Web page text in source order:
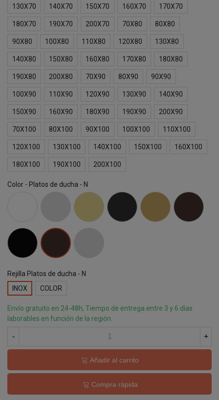
130X70 140X70 150X70 160X70 170X70
180X70 190X70 200X70 70X80 80X80
90X80 100X80 110X80 120X80 130X80
140X80 150X80 160X80 170X80 180X80
190X80 200X80 70X90 80X90 90X90
100X90 110X90 120X90 130X90 140X90
150X90 160X90 180X90 190X90 200X90
70X100 80X100 90X100 100X100 110X100
120X100 130X100 140X100 150X100 160X100
180X100 190X100 200X100
Color - Platos de ducha - N
CREMA ANTRACITAARENA CHOCOLATE
NEGRO MOKA
Rejilla Platos de ducha - N
INOX
COLOR
Envío gratuito en 24-48h, Tiempo de entrega entre 3 y 6 días
laborables en función de la región.
- +
Añadir al carrito
Compra rápida